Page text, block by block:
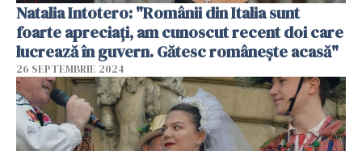
Natalia Intotero: "Românii din Italia sunt
foarte apreciați, am cunoscut recent doi care
lucrează în guvern. Gătesc românește acasă"
26 SEPTEMBRIE 2024